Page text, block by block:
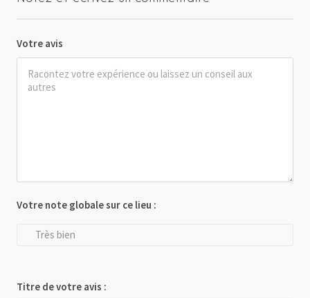
Votre avis
Votre note globale sur ce lieu :
Très bien
Titre de votre avis :